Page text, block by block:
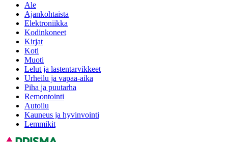
Ale
Ajankohtaista
Elektroniikka
Kodinkoneet
Kirjat
Koti
Muoti
Lelut ja lastentarvikkeet
Urheilu ja vapaa-aika
Piha ja puutarha
Remontointi
Autoilu
Kauneus ja hyvinvointi
Lemmikit